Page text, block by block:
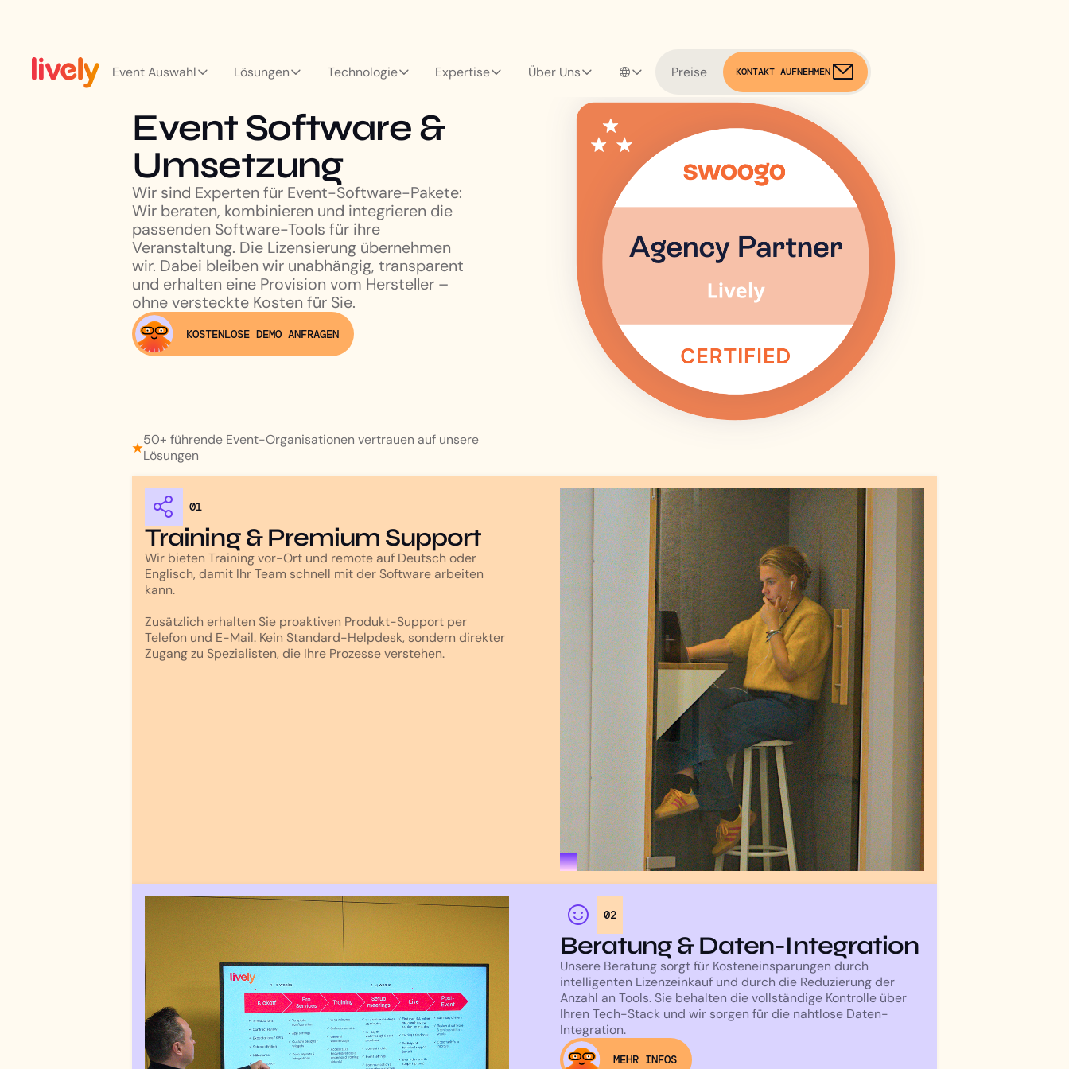
Event Auswahl Lösungen Technologie Expertise Über Uns Preise KONTAKT AUFNEHMEN
Event Software &
Umsetzung
Wir sind Experten für Event-Software-Pakete:
Wir beraten, kombinieren und integrieren die
passenden Software-Tools für ihre
Veranstaltung. Die Lizensierung übernehmen
wir. Dabei bleiben wir unabhängig, transparent
und erhalten eine Provision vom Hersteller –
ohne versteckte Kosten für Sie.
KOSTENLOSE DEMO ANFRAGEN
50+ führende Event-Organisationen vertrauen auf unsere
Lösungen
01
Training & Premium Support
Wir bieten Training vor-Ort und remote auf Deutsch oder
Englisch, damit Ihr Team schnell mit der Software arbeiten
kann.
Zusätzlich erhalten Sie proaktiven Produkt-Support per
Telefon und E-Mail. Kein Standard-Helpdesk, sondern direkter
Zugang zu Spezialisten, die Ihre Prozesse verstehen.
02
Beratung & Daten-Integration
Unsere Beratung sorgt für Kosteneinsparungen durch
intelligenten Lizenzeinkauf und durch die Reduzierung der
Anzahl an Tools. Sie behalten die vollständige Kontrolle über
Ihren Tech-Stack und wir sorgen für die nahtlose Daten-
Integration.
MEHR INFOS